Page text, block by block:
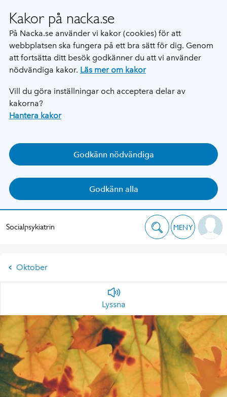
Kakor på nacka.se
På Nacka.se använder vi kakor (cookies) för att
webbplatsen ska fungera på ett bra sätt för dig. Genom
att fortsätta ditt besök godkänner du att vi använder
nödvändiga kakor. Läs mer om kakor
Vill du göra inställningar och acceptera delar av
kakorna?
Hantera kakor
Godkänn nödvändiga
Godkänn alla
Socialpsykiatrin MENY
Oktober
Lyssna